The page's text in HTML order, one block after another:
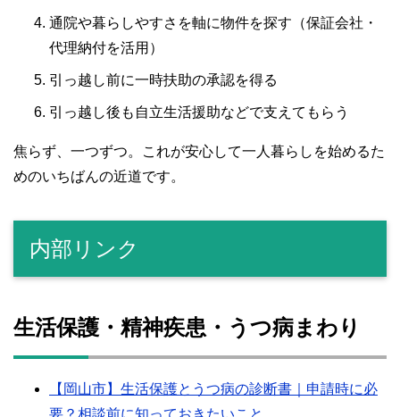
通院や暮らしやすさを軸に物件を探す（保証会社・
代理納付を活用）
引っ越し前に一時扶助の承認を得る
引っ越し後も自立生活援助などで支えてもらう
焦らず、一つずつ。これが安心して一人暮らしを始めるた
めのいちばんの近道です。
内部リンク
生活保護・精神疾患・うつ病まわり
【岡山市】生活保護とうつ病の診断書｜申請時に必